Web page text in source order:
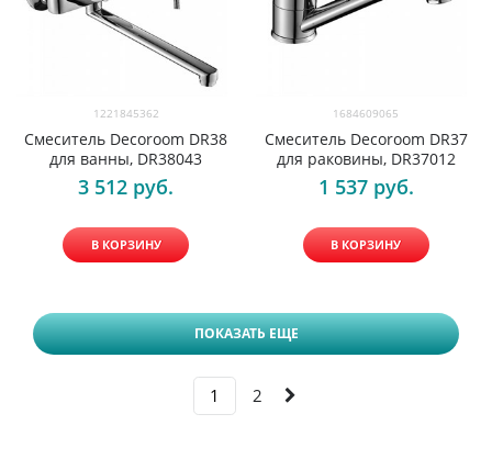
1221845362
Смеситель Decoroom DR38
для ванны, DR38043
3 512 руб.
В КОРЗИНУ
1684609065
Смеситель Decoroom DR37
для раковины, DR37012
1 537 руб.
В КОРЗИНУ
ПОКАЗАТЬ ЕЩЕ
1 2